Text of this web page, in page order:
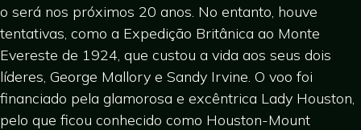
o será nos próximos 20 anos. No entanto, houve
tentativas, como a Expedição Britânica ao Monte
Evereste de 1924, que custou a vida aos seus dois
líderes, George Mallory e Sandy Irvine. O voo foi
financiado pela glamorosa e excêntrica Lady Houston,
pelo que ficou conhecido como Houston-Mount